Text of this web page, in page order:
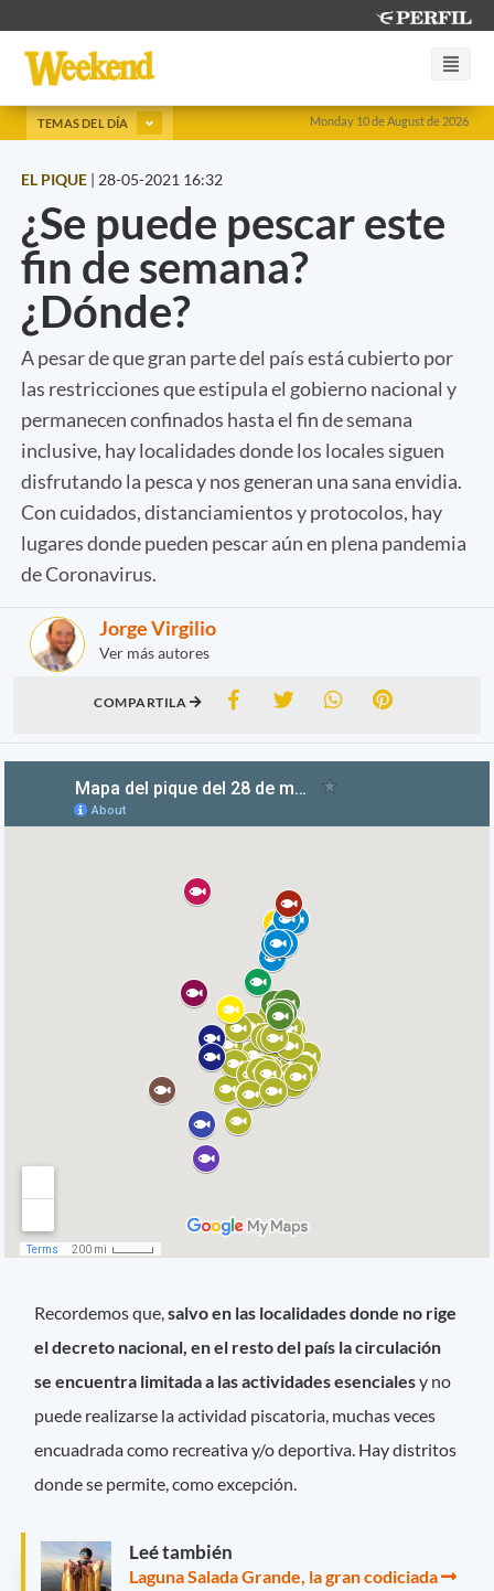
Monday 10 de August de 2026
TEMAS DEL DÍA
EL PIQUE | 28-05-2021 16:32
¿Se puede pescar este
fin de semana?
¿Dónde?
A pesar de que gran parte del país está cubierto por
las restricciones que estipula el gobierno nacional y
permanecen confinados hasta el fin de semana
inclusive, hay localidades donde los locales siguen
disfrutando la pesca y nos generan una sana envidia.
Con cuidados, distanciamientos y protocolos, hay
lugares donde pueden pescar aún en plena pandemia
de Coronavirus.
Jorge Virgilio
Ver más autores
COMPARTILA
Recordemos que,salvo en las localidades donde no rige
el decreto nacional, en el resto del país la circulación
se encuentra limitada a las actividades esencialesy no
puede realizarse la actividad piscatoria, muchas veces
encuadrada como recreativa y/o deportiva. Hay distritos
donde se permite, como excepción.
Leé también
Laguna Salada Grande, la gran codiciada